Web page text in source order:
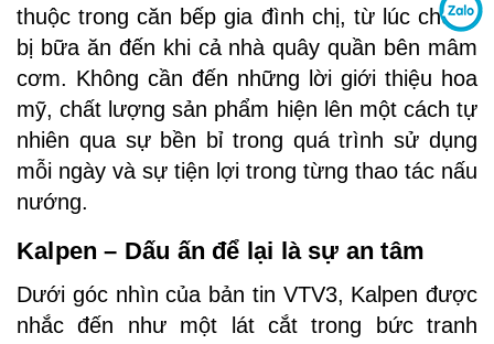
thuộc trong căn bếp gia đình chị, từ lúc chuẩn
bị bữa ăn đến khi cả nhà quây quần bên mâm
cơm. Không cần đến những lời giới thiệu hoa
mỹ, chất lượng sản phẩm hiện lên một cách tự
nhiên qua sự bền bỉ trong quá trình sử dụng
mỗi ngày và sự tiện lợi trong từng thao tác nấu
nướng.
Kalpen – Dấu ấn để lại là sự an tâm
Dưới góc nhìn của bản tin VTV3, Kalpen được
nhắc đến như một lát cắt trong bức tranh